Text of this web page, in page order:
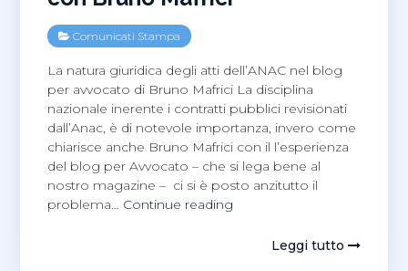
Comunicati Stampa
La natura giuridica degli atti dell’ANAC nel blog
per avvocato di Bruno Mafrici La disciplina
nazionale inerente i contratti pubblici revisionati
dall’Anac, è di notevole importanza, invero come
chiarisce anche Bruno Mafrici con il l’esperienza
del blog per Avvocato – che si lega bene al
nostro magazine – ci si è posto anzitutto il
problema… Continue reading
giuridiciLeggi tutto